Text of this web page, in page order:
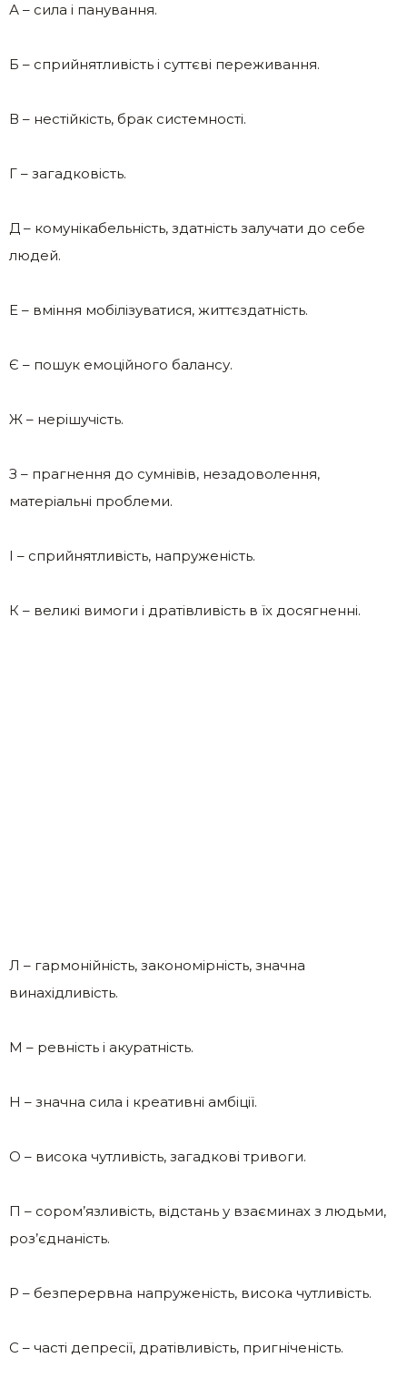
А – сила і панування.
Б – сприйнятливість і суттєві переживання.
В – нестійкість, брак системності.
Г – загадковість.
Д – комунікабельність, здатність залучати до себе
людей.
Е – вміння мобілізуватися, життєздатність.
Є – пошук емоційного балансу.
Ж – нерішучість.
З – прагнення до сумнівів, незадоволення,
матеріальні проблеми.
І – сприйнятливість, напруженість.
К – великі вимоги і дратівливість в їх досягненні.
Л – гармонійність, закономірність, значна
винахідливість.
М – ревність і акуратність.
Н – значна сила і креативні амбіції.
О – висока чутливість, загадкові тривоги.
П – сором’язливість, відстань у взаєминах з людьми,
роз’єднаність.
Р – безперервна напруженість, висока чутливість.
С – часті депресії, дратівливість, пригніченість.